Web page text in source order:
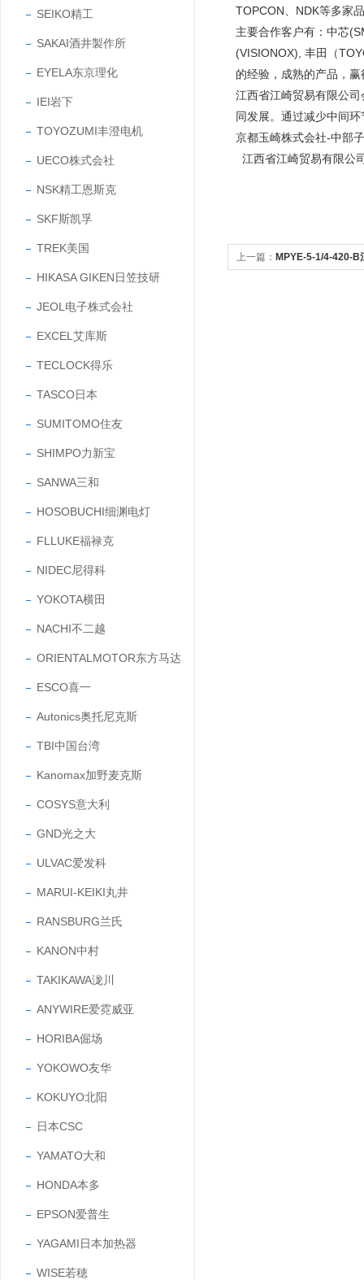
SEIKO精工
SAKAI酒井製作所
EYELA东京理化
IEI岩下
TOYOZUMI丰澄电机
UECO株式会社
NSK精工恩斯克
SKF斯凯孚
TREK美国
HIKASA GIKEN日笠技研
JEOL电子株式会社
EXCEL艾库斯
TECLOCK得乐
TASCO日本
SUMITOMO住友
SHIMPO力新宝
SANWA三和
HOSOBUCHI细渊电灯
FLLUKE福禄克
NIDEC尼得科
YOKOTA横田
NACHI不二越
ORIENTALMOTOR东方马达
ESCO喜一
Autonics奥托尼克斯
TBI中国台湾
Kanomax加野麦克斯
COSYS意大利
GND光之大
ULVAC爱发科
MARUI-KEIKI丸井
RANSBURG兰氏
KANON中村
TAKIKAWA泷川
ANYWIRE爱霓威亚
HORIBA倔场
YOKOWO友华
KOKUYO北阳
日本CSC
YAMATO大和
HONDA本多
EPSON爱普生
YAGAMI日本加热器
WISE若穂
TOPCON、NDK等多家
主要合作客户有：中芯
(VISIONOX), 丰田（
的经验，成熟的产品，
江西省江崎贸易有限公
同发展。通过减少中间
京都玉崎株式会社-中部
江西省江崎贸易有限公
上一篇： MPYE-5-1/4-420-B